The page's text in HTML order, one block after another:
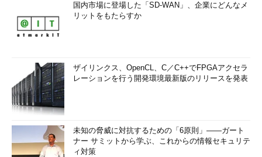
国内市場に登場した「SD-WAN」、企業にどんなメ
リットをもたらすか
ザイリンクス、OpenCL、C／C++でFPGAアクセラ
レーションを行う開発環境最新版のリリースを発表
未知の脅威に対抗するための「6原則」――ガート
ナー サミットから学ぶ、これからの情報セキュリテ
ィ対策